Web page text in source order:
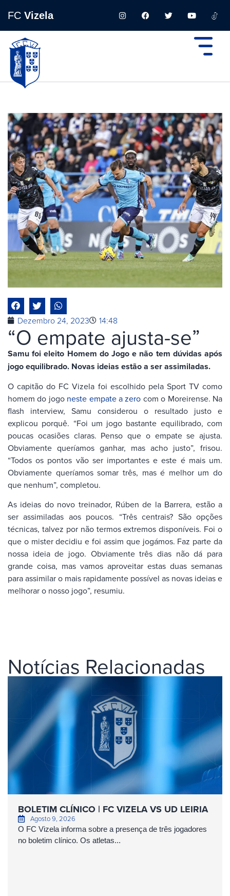
FC Vizela
Dezembro 24, 2023 14:48
“O empate ajusta-se”
Samu foi eleito Homem do Jogo e não tem dúvidas após
jogo equilibrado. Novas ideias estão a ser assimiladas.
O capitão do FC Vizela foi escolhido pela Sport TV como
homem do jogoneste empate a zero com o Moreirense. Na
flash interview, Samu considerou o resultado justo e
explicou porquê. “Foi um jogo bastante equilibrado, com
poucas ocasiões claras. Penso que o empate se ajusta.
Obviamente queríamos ganhar, mas acho justo”, frisou.
“Todos os pontos vão ser importantes e este é mais um.
Obviamente queríamos somar três, mas é melhor um do
que nenhum”, completou.
As ideias do novo treinador, Rúben de la Barrera, estão a
ser assimiladas aos poucos. “Três centrais? São opções
técnicas, talvez por não termos extremos disponíveis. Foi o
que o mister decidiu e foi assim que jogámos. Faz parte da
nossa ideia de jogo. Obviamente três dias não dá para
grande coisa, mas vamos aproveitar estas duas semanas
para assimilar o mais rapidamente possível as novas ideias e
melhorar o nosso jogo”, resumiu.
Notícias Relacionadas
BOLETIM CLÍNICO | FC VIZELA VS UD LEIRIA
Agosto 9, 2026
O FC Vizela informa sobre a presença de três jogadores
no boletim clínico. Os atletas...